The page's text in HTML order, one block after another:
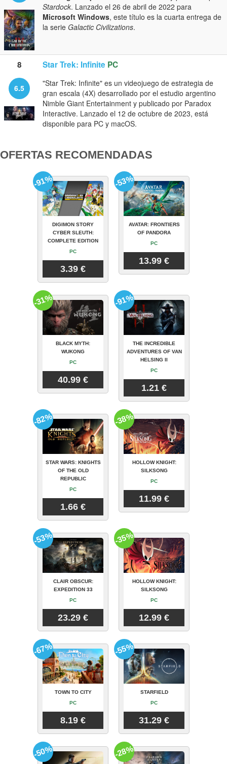
Stardock. Lanzado el 26 de abril de 2022 para
Microsoft Windows, este título es la cuarta entrega de
la serie Galactic Civilizations.
8 Star Trek: Infinite PC
6.5
"Star Trek: Infinite" es un videojuego de estrategia de
gran escala (4X) desarrollado por el estudio argentino
Nimble Giant Entertainment y publicado por Paradox
Interactive. Lanzado el 12 de octubre de 2023, está
disponible para PC y macOS.
OFERTAS RECOMENDADAS
DIGIMON STORY
CYBER SLEUTH:
COMPLETE EDITION
PC
3.39 €
-91%
AVATAR: FRONTIERS
OF PANDORA
PC
13.99 €
-53%
BLACK MYTH:
WUKONG
PC
40.99 €
-31%
THE INCREDIBLE
ADVENTURES OF VAN
HELSING II
PC
1.21 €
-91%
STAR WARS: KNIGHTS
OF THE OLD
REPUBLIC
PC
1.66 €
-82%
HOLLOW KNIGHT:
SILKSONG
PC
11.99 €
-38%
CLAIR OBSCUR:
EXPEDITION 33
PC
23.29 €
-53%
HOLLOW KNIGHT:
SILKSONG
PC
12.99 €
-35%
TOWN TO CITY
PC
8.19 €
-67%
STARFIELD
PC
31.29 €
-55%
-50% -28%